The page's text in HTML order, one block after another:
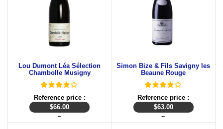
Lou Dumont Léa Sélection
Chambolle Musigny
Reference price :
$66.00
~
Simon Bize & Fils Savigny les
Beaune Rouge
Reference price :
$63.00
~